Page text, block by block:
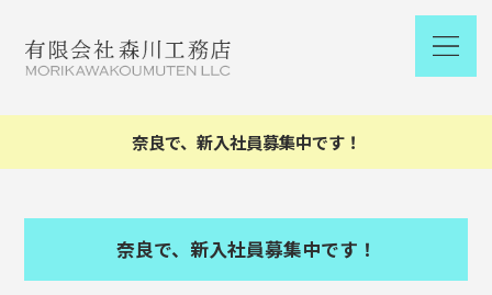
奈良で、新入社員募集中です！
奈良で、新入社員募集中です！